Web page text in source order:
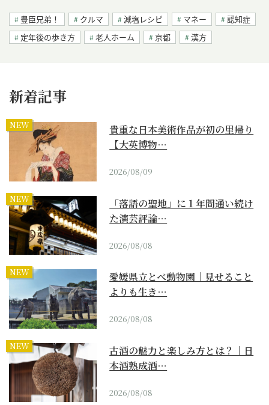
豊臣兄弟！ クルマ 減塩レシピ マネー
認知症
定年後の歩き方
老人ホーム 京都 漢方
新着記事
NEW
貴重な日本美術作品が初の里帰り
【大英博物…
2026/08/09
NEW
「落語の聖地」に１年間通い続け
た演芸評論…
2026/08/08
NEW
愛媛県立とべ動物園｜見せること
よりも生き…
2026/08/08
NEW
古酒の魅力と楽しみ方とは？｜日
本酒熟成酒…
2026/08/08